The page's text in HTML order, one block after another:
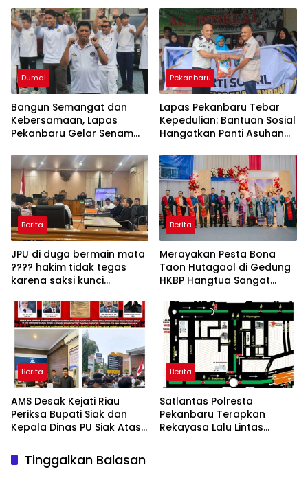
Dumai
Bangun Semangat dan
Kebersamaan, Lapas
Pekanbaru Gelar Senam
Pekanbaru
Lapas Pekanbaru Tebar
Kepedulian: Bantuan Sosial
Hangatkan Panti Asuhan
Berita
JPU di duga bermain mata
???? hakim tidak tegas
karena saksi kunci
dalam kasus korupsi SPRH
rohil
Berita
Merayakan Pesta Bona
Taon Hutagaol di Gedung
HKBP Hangtua Sangat
Sangat Menarik dan Bagus
Berita
AMS Desak Kejati Riau
Periksa Bupati Siak dan
Kepala Dinas PU Siak Atas
Yang Diduga Tidak Sesuai
Spek Standar SNI
Berita
Satlantas Polresta
Pekanbaru Terapkan
Rekayasa Lalu Lintas
Tinggalkan Balasan